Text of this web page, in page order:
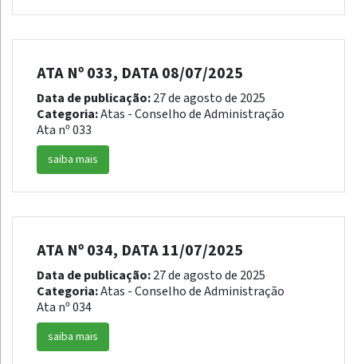
ATA Nº 033, DATA 08/07/2025
Data de publicação:27 de agosto de 2025
Categoria:Atas - Conselho de Administração
Ata nº 033
saiba mais
ATA Nº 034, DATA 11/07/2025
Data de publicação:27 de agosto de 2025
Categoria:Atas - Conselho de Administração
Ata nº 034
saiba mais